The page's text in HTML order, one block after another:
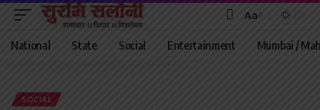
Font
Resizer
Aa
National State Social Entertainment Mumbai /
SOCIAL